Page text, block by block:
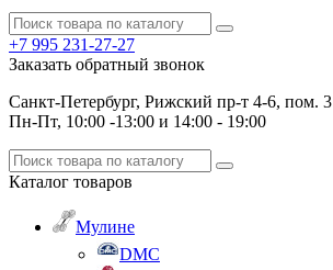
+7 995 231-27-27
Заказать обратный звонок
Санкт-Петербург, Рижский пр-т 4-6, пом. 3
Пн-Пт, 10:00 -13:00 и 14:00 - 19:00
Каталог товаров
Мулине
DMC